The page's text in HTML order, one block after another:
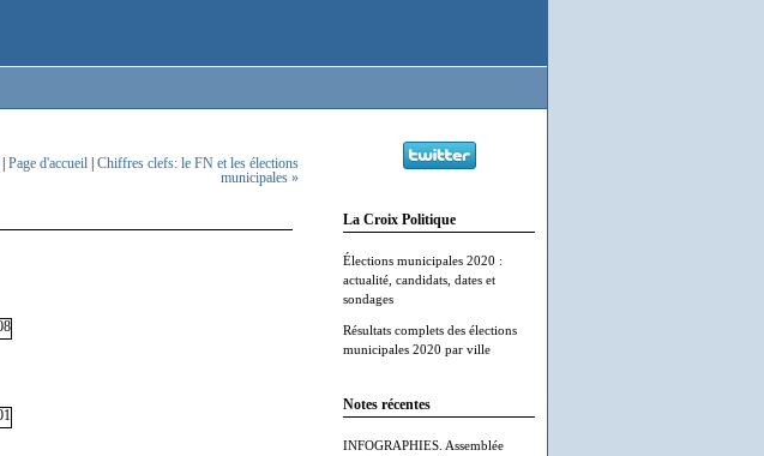
La Croix Politique
Élections municipales 2020 :
actualité, candidats, dates et
sondages
Résultats complets des élections
municipales 2020 par ville
Notes récentes
INFOGRAPHIES. Assemblée
Page d'accueil
Chiffres clefs: le FN et les élections
municipales »